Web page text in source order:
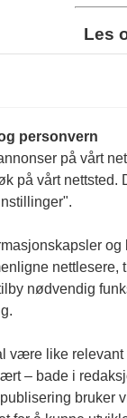
Les
personvern
på vårt
på vårt nettsted.
nettlesere,
nødvendig
være like relevant
– bade i
bruker